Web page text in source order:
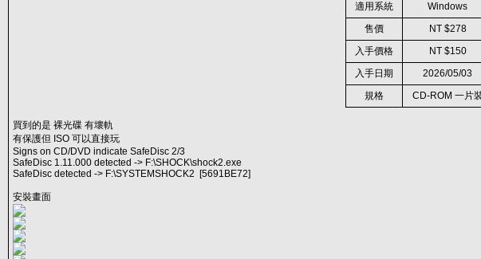
適用系統
Windows
售價
NT $278
入手價格
NT $150
入手日期
2026/05/03
規格
CD-ROM 一片
買到的是 裸光碟 有壞軌
有保護但 ISO 可以直接玩
Signs on CD/DVD indicate SafeDisc 2/3
SafeDisc 1.11.000 detected -> F:\SHOCK\shock2.exe
SafeDisc detected -> F:\SYSTEMSHOCK2 [5691BE72]
安裝畫面